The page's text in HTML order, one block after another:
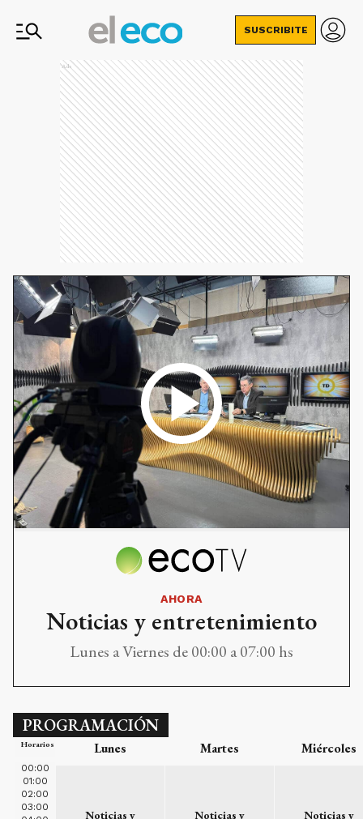
SUSCRIBITE
Ads
AHORA
Noticias y entretenimiento
Lunes a Viernes de 00:00 a 07:00 hs
PROGRAMACIÓN
Horarios Lunes Martes Miércoles
00:00
01:00
02:00
03:00
Noticias y
Noticias y
Noticias y